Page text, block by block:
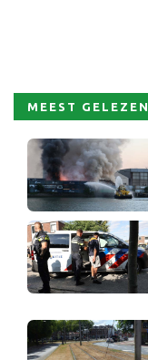
MEEST GELEZEN